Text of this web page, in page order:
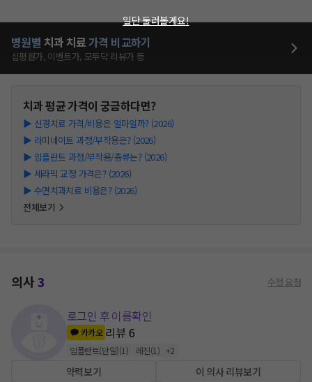
병원별 치과 치료가격 비교하기
심평원가, 이벤트가, 모두닥 리뷰가 등
치과평균 가격이 궁금하다면?
▶ 신경치료 가격/비용은 얼마일까? (2026)
▶ 라미네이트 과정/부작용은? (2026)
▶ 임플란트 과정/부작용/종류는? (2026)
▶ 세라믹 교정 가격은? (2026)
▶ 수면치과치료 비용은? (2026)
전체보기
의사3 수정 요청
로그인 후 이름확인
카카오 리뷰6
임플란트(단일)(1 ) 레진(1 ) +2
약력보기 이 의사 리뷰보기
일단 둘러볼게요!